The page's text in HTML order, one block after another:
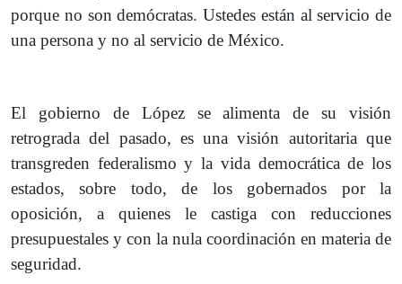
porque no son demócratas. Ustedes están al servicio de
una persona y no al servicio de México.
El gobierno de López se alimenta de su visión
retrograda del pasado, es una visión autoritaria que
transgreden federalismo y la vida democrática de los
estados, sobre todo, de los gobernados por la
oposición, a quienes le castiga con reducciones
presupuestales y con la nula coordinación en materia de
seguridad.